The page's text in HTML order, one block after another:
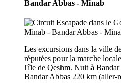
Bandar Abbas - Minab
Les excursions dans la ville
réputées pour la marche
l'île de Qeshm. Nuit à
Bandar Abbas 220 km (aller-